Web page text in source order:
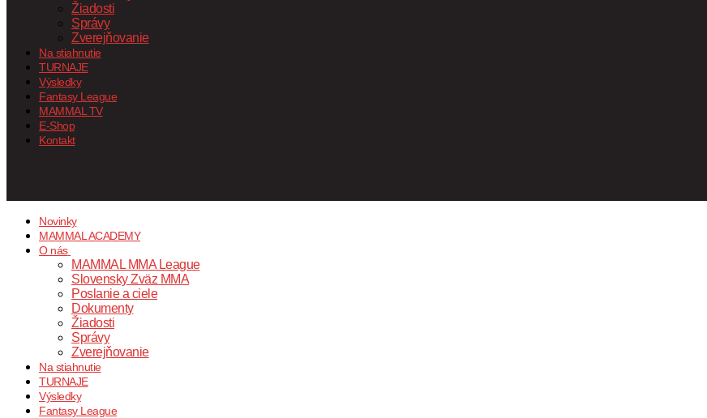
Žiadosti
Správy
Zverejňovanie
Na stiahnutie
TURNAJE
Výsledky
Fantasy League
MAMMAL TV
E-Shop
Kontakt
Novinky
MAMMAL ACADEMY
O nás
MAMMAL MMA League
Slovensky Zväz MMA
Poslanie a ciele
Dokumenty
Žiadosti
Správy
Zverejňovanie
Na stiahnutie
TURNAJE
Výsledky
Fantasy League